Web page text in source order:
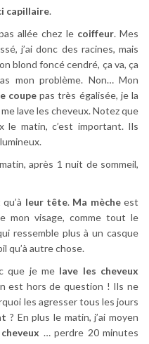
capillaire.
allée chez le coiffeur. Mes
j’ai donc des racines, mais
blond foncé cendré, ça va, ça
mon problème. Non… Mon
coupepas très égalisée, je la
lave les cheveux. Notez que
le matin, c’est important. Ils
après 1 nuit de sommeil,
leur tête. Ma mècheest
mon visage, comme tout le
ressemble plus à un casque
qu’à autre chose.
que je me lave les cheveux
est hors de question ! Ils ne
les agresser tous les jours
? En plus le matin, j’ai moyen
… perdre 20 minutes